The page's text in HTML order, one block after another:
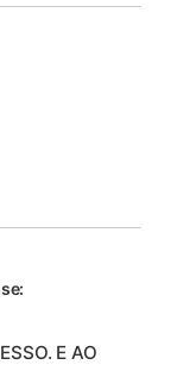
E AO